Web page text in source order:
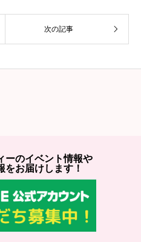
次の記事
ーのイベント情報や
をお届けします！